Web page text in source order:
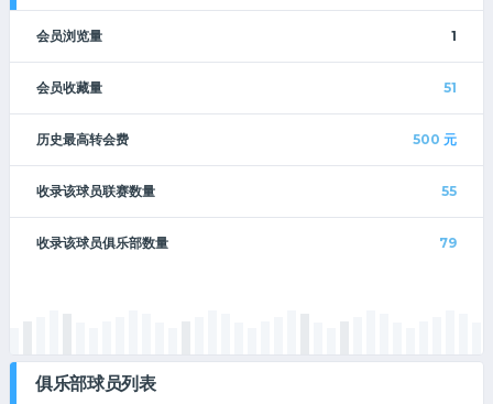
会员浏览量 1
会员收藏量 51
历史最高转会费 500 元
收录该球员联赛数量 55
收录该球员俱乐部数量 79
俱乐部球员列表